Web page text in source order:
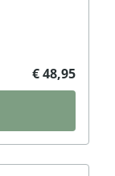
€ 48,95